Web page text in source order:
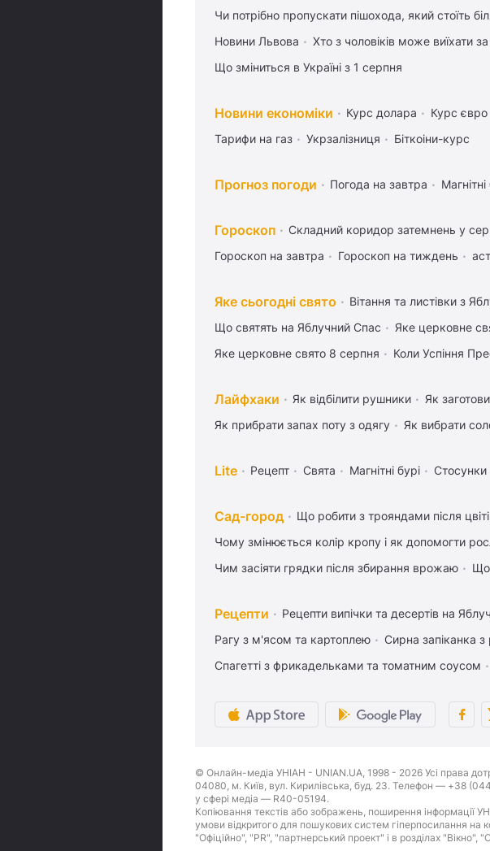
Чи потрібно пропускати пішохода, який стоїть
Новини Львова
Хто з чоловіків може виїхати
Що зміниться в Україні з 1 серпня
Новини економіки Курс долара Курс євро
Тарифи на газ
Укрзалізниця Біткоіни-курс
Прогноз погоди Погода на завтра Магнітні
Гороскоп Складний коридор затемнень у
Гороскоп на завтра
Гороскоп на тиждень
Яке сьогодні свято Вітання та листівки з
Що святять на Яблучний Спас
Яке церковне
Яке церковне свято 8 серпня
Коли Успіння
Лайфхаки Як відбілити рушники Як
Як прибрати запах поту з одягу
Як вибрати
Lite Рецепт Свята Магнітні бурі Стосунки
Сад-город Що робити з трояндами після
Чому змінюється колір кропу і як допомогти
Чим засіяти грядки після збирання врожаю
Що
Рецепти Рецепти випічки та десертів на
Рагу з м'ясом та картоплею
Сирна запіканка
Спагетті з фрикадельками та томатним соусом
© Онлайн-медіа УНІАН - UNIAN.UA, 1998 - 2026 Усі права
04080, м. Київ, вул. Кирилівська, буд. 23. Телефон — +38
у сфері медіа — R40-05194.
Копіювання текстів або зображень, поширення інформації
умови відкритого для пошукових систем гіперпосилання
"Офіційно", "PR", "партнерський проект" і в розділах